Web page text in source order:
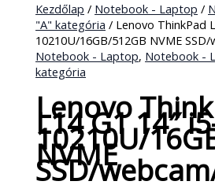
Kezdőlap / Notebook - Laptop /
"A" kategória / Lenovo ThinkPad
10210U/16GB/512GB NVME
Notebook - Laptop, Notebook -
kategória
Lenovo
L14 G1 14″
10210U/
NVME
SSD/